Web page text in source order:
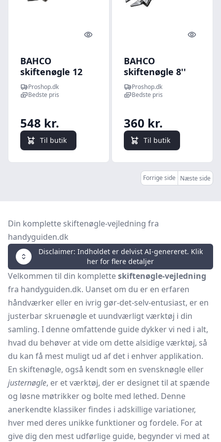
Quick look
BAHCO
skiftenøgle 12
9035 ergo
Proshop.dk
Bedste pris
548 kr.
Til butik
Quick
BAHCO
skiftenøgle 8''
Riflede smalle
haj kæber og
Proshop.dk
Bedste pris
360 kr.
Til butik
Forrige side Næste side
Din komplette skiftenøgle-vejledning fra
handyguiden.dk
Disclaimer: Indholdet er delvist AI-genereret. Klik
her for flere detaljer
Velkommen til din kompletteskiftenøgle-vejledning
fra handyguiden.dk. Uanset om du er en erfaren
håndværker eller en ivrig gør-det-selv-entusiast, er en
justerbar skruenøgle et uundværligt værktøj i din
samling. I denne omfattende guide dykker vi ned i alt,
hvad du behøver at vide om dette alsidige værktøj, så
du kan få mest muligt ud af det i enhver applikation.
En skiftenøgle, også kendt som en svensknøgle eller
justernøgle, er et værktøj, der er designet til at spænde
og løsne møtrikker og bolte med lethed. Denne
anerkendte klassiker findes i adskillige variationer,
hver med deres unikke funktioner og fordele. For at
give dig den mest udførlige guide, begynder vi med at